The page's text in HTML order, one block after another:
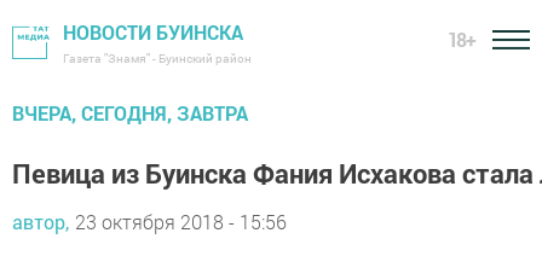
НОВОСТИ БУИНСКА
Газета "Знамя" - Буинский район
18+
ВЧЕРА, СЕГОДНЯ, ЗАВТРА
Певица из Буинска Фания Исхакова
автор, 23 октября 2018 - 15:56